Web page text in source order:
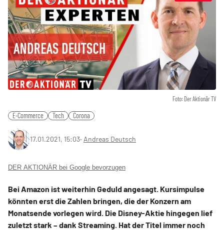
Foto: Der Aktionär TV
E-Commerce Tech Corona
17.01.2021, 15:03‧ Andreas Deutsch
DER AKTIONÄR bei Google bevorzugen
Bei Amazon ist weiterhin Geduld angesagt. Kursimpulse
könnten erst die Zahlen bringen, die der Konzern am
Monatsende vorlegen wird. Die Disney-Aktie hingegen lief
zuletzt stark – dank Streaming. Hat der Titel immer noch